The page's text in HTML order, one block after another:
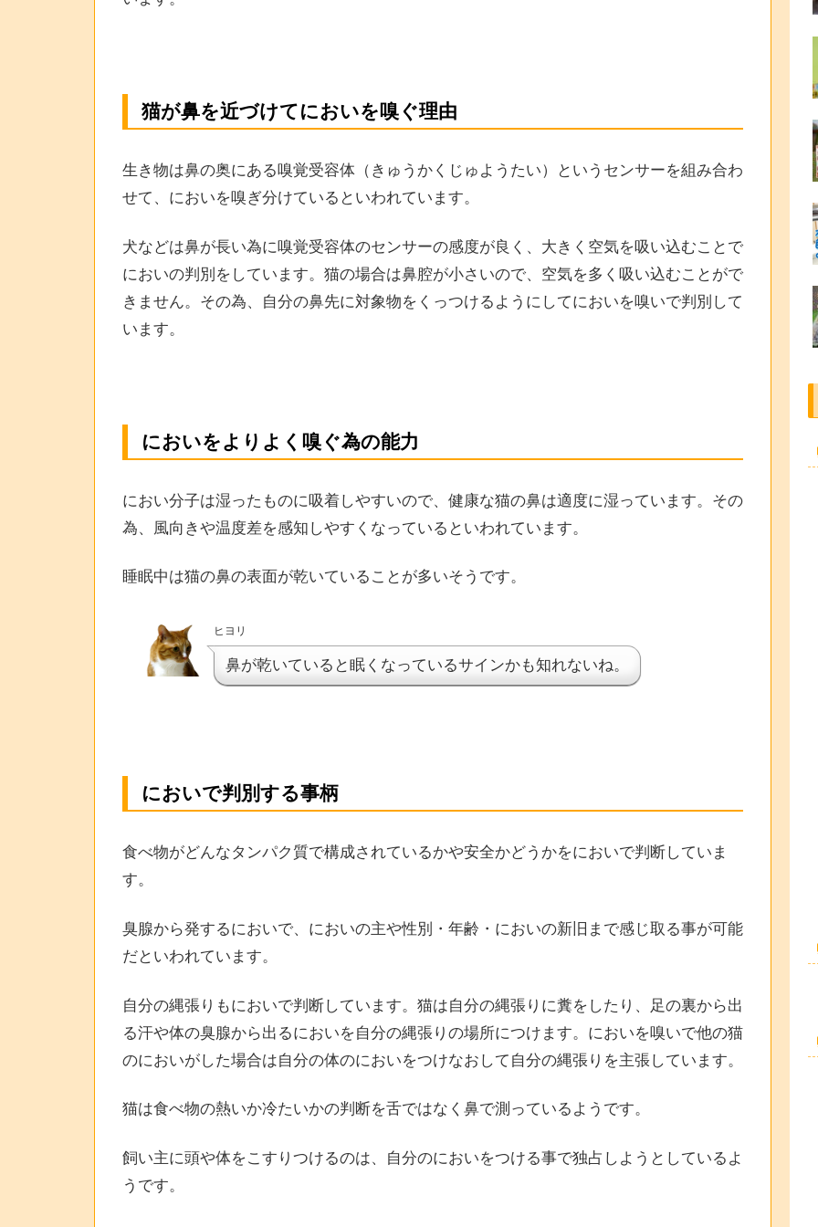
猫が鼻を近づけてにおいを嗅ぐ理由
生き物は鼻の奥にある嗅覚受容体（きゅうかくじゅようたい）というセンサーを組み合わ
せて、においを嗅ぎ分けているといわれています。
犬などは鼻が長い為に嗅覚受容体のセンサーの感度が良く、大きく空気を吸い込むことで
においの判別をしています。猫の場合は鼻腔が小さいので、空気を多く吸い込むことがで
きません。その為、自分の鼻先に対象物をくっつけるようにしてにおいを嗅いで判別して
います。
においをよりよく嗅ぐ為の能力
におい分子は湿ったものに吸着しやすいので、健康な猫の鼻は適度に湿っています。その
為、風向きや温度差を感知しやすくなっているといわれています。
睡眠中は猫の鼻の表面が乾いていることが多いそうです。
ヒヨリ
鼻が乾いていると眠くなっているサインかも知れないね。
においで判別する事柄
食べ物がどんなタンパク質で構成されているかや安全かどうかをにおいで判断していま
す。
臭腺から発するにおいで、においの主や性別・年齢・においの新旧まで感じ取る事が可能
だといわれています。
自分の縄張りもにおいで判断しています。猫は自分の縄張りに糞をしたり、足の裏から出
る汗や体の臭腺から出るにおいを自分の縄張りの場所につけます。においを嗅いで他の猫
のにおいがした場合は自分の体のにおいをつけなおして自分の縄張りを主張しています。
猫は食べ物の熱いか冷たいかの判断を舌ではなく鼻で測っているようです。
飼い主に頭や体をこすりつけるのは、自分のにおいをつける事で独占しようとしているよ
うです。